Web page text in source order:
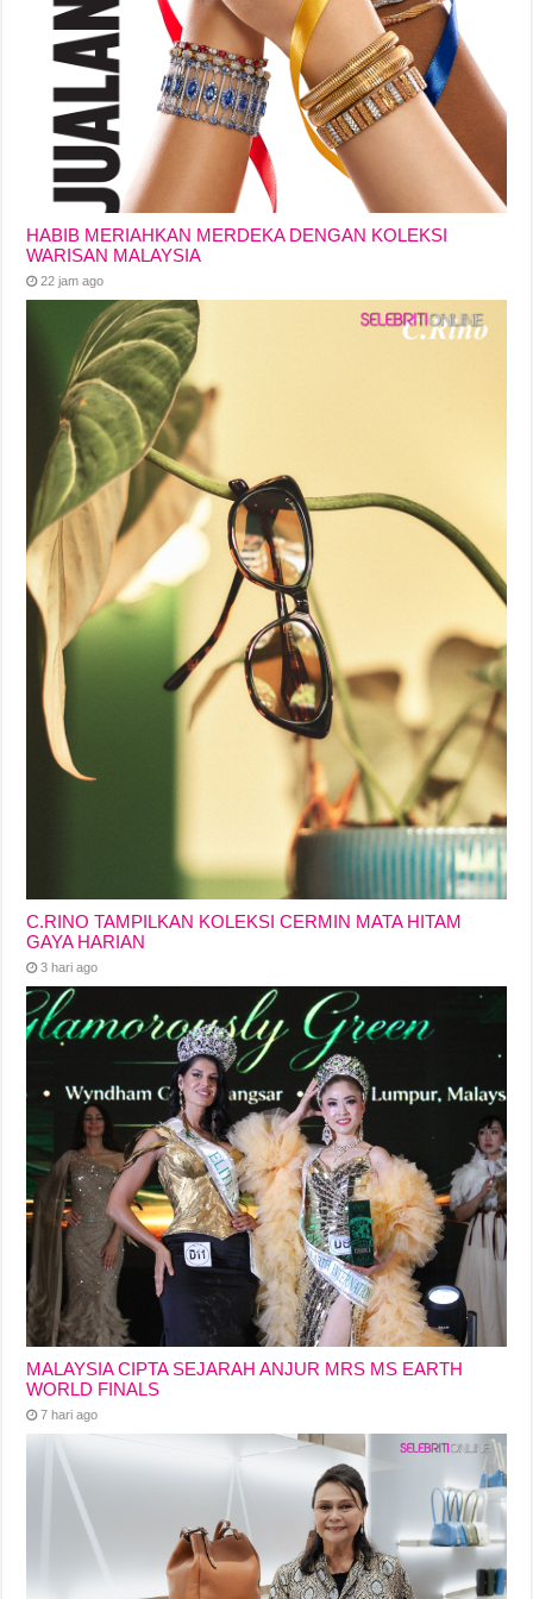
HABIB MERIAHKAN MERDEKA DENGAN KOLEKSI
WARISAN MALAYSIA
22 jam ago
C.RINO TAMPILKAN KOLEKSI CERMIN MATA HITAM
GAYA HARIAN
3 hari ago
MALAYSIA CIPTA SEJARAH ANJUR MRS MS EARTH
WORLD FINALS
7 hari ago